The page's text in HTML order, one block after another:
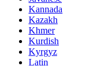
Kannada
Kazakh
Khmer
Kurdish
Kyrgyz
Latin